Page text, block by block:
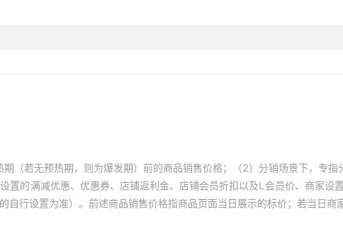
（若无预热期，则为爆发期）前的商品销售价格；（2）分销场景下，专
的满减优惠、优惠券、店铺返利金、店铺会员折扣以及L会员价、商家
行设置为准）。前述商品销售价格指商品页面当日展示的标价；若当日商